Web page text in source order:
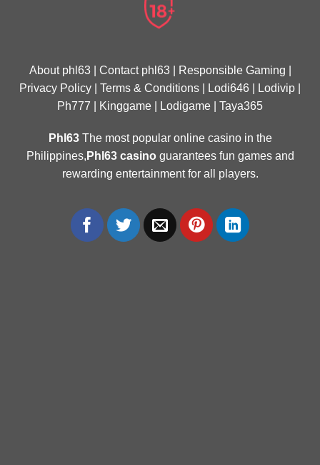
About phl63| Contact phl63| Responsible Gaming
Privacy Policy
Terms & Conditions Lodi646 Lodivip
Ph777
Kinggame Lodigame Taya365
Phl63The most popular online casino in the
Philippines, Phl63 casino guarantees fun games and
rewarding entertainment for all players.